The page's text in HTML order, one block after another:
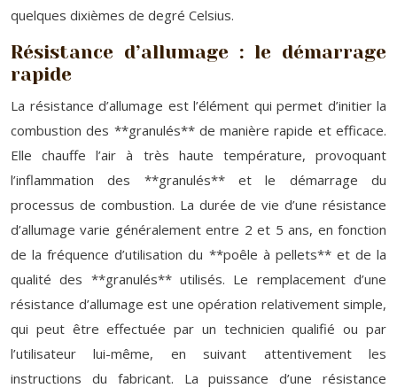
quelques dixièmes de degré Celsius.
Résistance d’allumage : le démarrage
rapide
La résistance d’allumage est l’élément qui permet d’initier la
combustion des **granulés** de manière rapide et efficace.
Elle chauffe l’air à très haute température, provoquant
l’inflammation des **granulés** et le démarrage du
processus de combustion. La durée de vie d’une résistance
d’allumage varie généralement entre 2 et 5 ans, en fonction
de la fréquence d’utilisation du **poêle à pellets** et de la
qualité des **granulés** utilisés. Le remplacement d’une
résistance d’allumage est une opération relativement simple,
qui peut être effectuée par un technicien qualifié ou par
l’utilisateur lui-même, en suivant attentivement les
instructions du fabricant. La puissance d’une résistance